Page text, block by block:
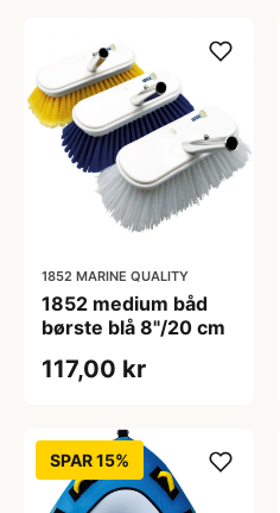
1852 MARINE QUALITY
1852 medium båd
børste blå 8"/20 cm
117,00 kr
SPAR 15%